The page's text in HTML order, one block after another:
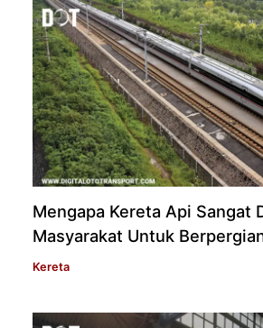
Mengapa Kereta Api Sangat
Masyarakat Untuk
Kereta